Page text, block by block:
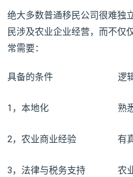
绝大多数普通移民公司很难独
民涉及农业企业经营，而不仅
常需要：
具备的条件 逻
1，本地化 熟
2，农业商业经验 有
3，法律与税务支持 农